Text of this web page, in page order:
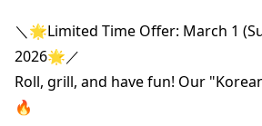
＼🌟Limited Time Offer: March 1
2026🌟／
Roll, grill, and have fun! Our
🔥